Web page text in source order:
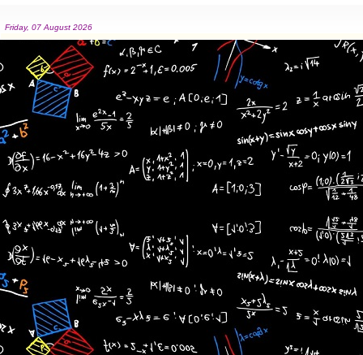
Friday, 07 August 2026